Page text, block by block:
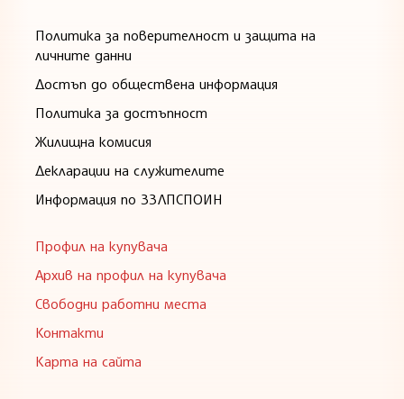
Политика за поверителност и защита на
личните данни
Достъп до обществена информация
Политика за достъпност
Жилищна комисия
Декларации на служителите
Информация по ЗЗЛПСПОИН
Профил на купувача
Архив на профил на купувача
Свободни работни места
Контакти
Карта на сайта